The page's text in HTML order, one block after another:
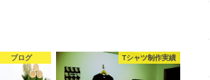
ブログ Tシャツ制作実績